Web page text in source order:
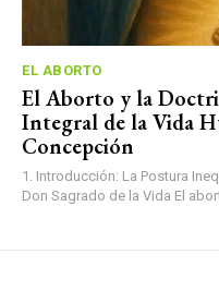
EL ABORTO
El Aborto y la
Integral de la Vida
Concepción
1. Introducción: La Postura
Don Sagrado de